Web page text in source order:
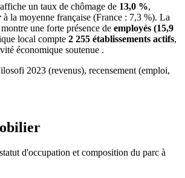
un taux de chômage de 13,0 %,
à la moyenne française (France : 7,3 %). La
une forte présence de employés (15,9
local compte 2 255 établissements actifs,
économique soutenue .
2023 (revenus), recensement (emploi,
d'occupation et composition du parc à